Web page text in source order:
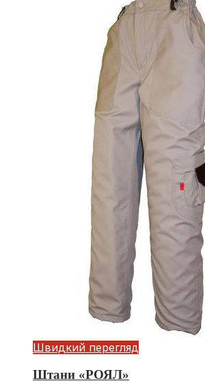
Швидкий перегляд
Штани «РОЯЛ»